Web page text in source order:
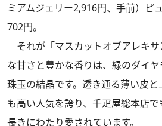
ミアムジェリー2,916円、手前）ピ
702円。
それが「マスカットオブアレキ
な甘さと豊かな香りは、緑のダイヤ
珠玉の結晶です。透き通る薄い皮
も高い人気を誇り、千疋屋総本店
長きにわたり愛されています。